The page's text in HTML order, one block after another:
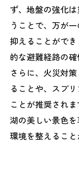
ず、地盤の強化
うことで、万が
抑えることがで
的な避難経路の
さらに、火災対
ることや、スプ
ことが推奨され
湖の美しい景色
環境を整えること